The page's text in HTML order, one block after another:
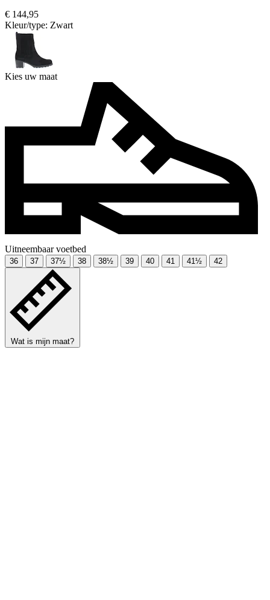
€ 144,95
Kleur/type: Zwart
Kies uw maat
Uitneembaar voetbed
36 37 37½ 38 38½ 39 40 41 41½ 42
Wat is mijn maat?